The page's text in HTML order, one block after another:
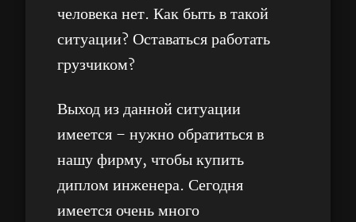
человека нет. Как быть в такой
ситуации? Оставаться работать
грузчиком?
Выход из данной ситуации
имеется – нужно обратиться в
нашу фирму, чтобы купить
диплом инженера. Сегодня
имеется очень много